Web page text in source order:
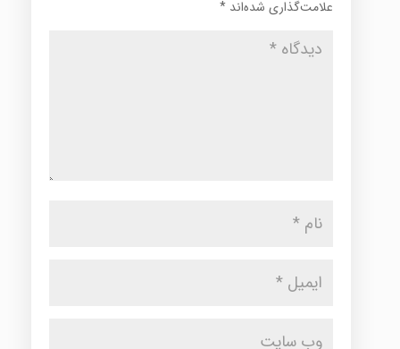
علامت‌گذاری شده‌اند *